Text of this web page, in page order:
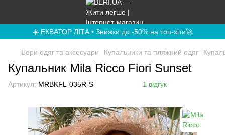
☀️ ЕКВАТОР ЛІТА • Знижки до -50% на топ-хіти🚀
Бери одяг та аксесуари Купальники та пляжний одяг
Купальник Mila Ricco Fiori Sunset
Артикул: MRBKFL-035R-S 1 відгук